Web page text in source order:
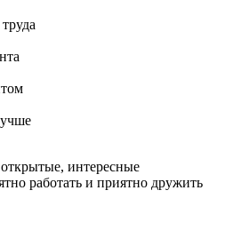
интересные
работать и приятно дружить